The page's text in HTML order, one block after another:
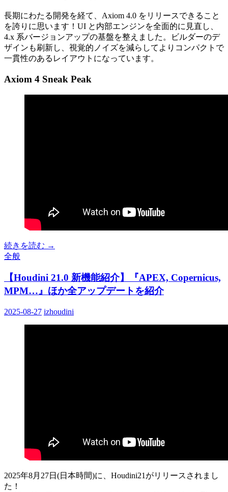
長期にわたる開発を経て、Axiom 4.0 をリリースできること
を誇りに思います！UI と内部エンジンを全面的に見直し、
4.x 系バージョンアップの基盤を整えました。ビルダーのデ
ザインも刷新し、視覚的ノイズを減らしてよりコンパクトで
一貫性のあるレイアウトになっています。
Axiom 4 Sneak Peak
続きを読む →
全般
【Houdini 21.0 新機能紹介】『APEX, Copernicus,
MPM…』ほか全アップデートを紹介
2025-08-27 izhoudini
2025年8月27日(日本時間)に、Houdini21がリリースされまし
た！